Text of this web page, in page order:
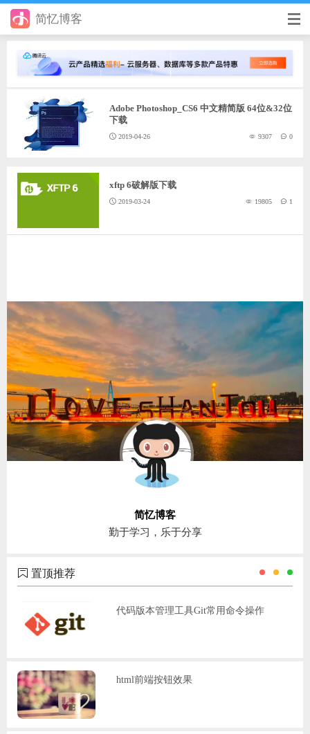
简忆博客
首页
前端
后端
手册
日记
在线工具
ChatGPT
Adobe Photoshop_CS6 中文精简版 64位&32位
下载
2019-04-26 9307 0
xftp 6破解版下载
2019-03-24 19805 1
简忆博客
勤于学习，乐于分享
置顶推荐
代码版本管理工具Git常用命令操作
html前端按钮效果